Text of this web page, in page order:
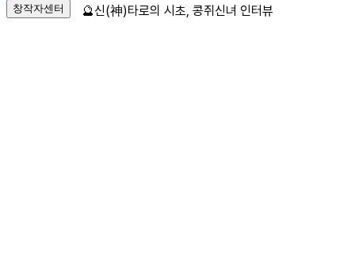
창작자센터 🔮신(神)타로의 시초, 콩쥐신녀 인터뷰